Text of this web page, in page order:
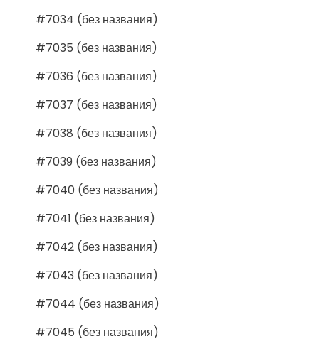
#7034 (без названия)
#7035 (без названия)
#7036 (без названия)
#7037 (без названия)
#7038 (без названия)
#7039 (без названия)
#7040 (без названия)
#7041 (без названия)
#7042 (без названия)
#7043 (без названия)
#7044 (без названия)
#7045 (без названия)